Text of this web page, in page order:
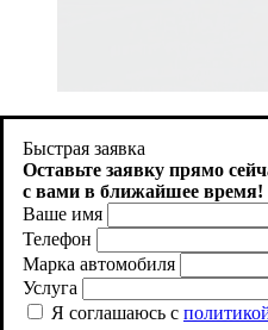
Быстрая заявка
Оставьте заявку прямо
с вами в ближайшее время!
Ваше имя
Телефон
Марка автомобиля
Услуга
Я соглашаюсь с
Продолжая использовать
соглашаетесь на
использование определенных
Политике файлов Cookies
Принять